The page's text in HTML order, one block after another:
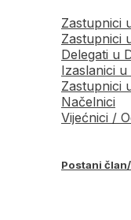
Zastupnici
Zastupnici
Delegati u
Izaslanici u
Zastupnici
Načelnici
Vijećnici /
Postani